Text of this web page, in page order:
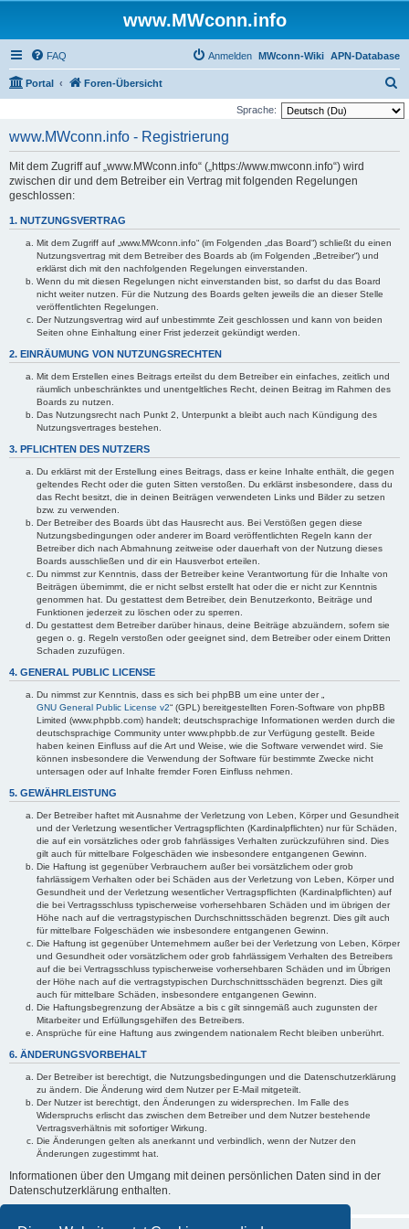
www.MWconn.info
FAQ APN-Database
MWconn-Wiki
Anmelden
Portal Foren-Übersicht
u
Sprache:
www.MWconn.info - Registrierung
Mit dem Zugriff auf „www.MWconn.info“ („https://www.mwconn.info“) wird
zwischen dir und dem Betreiber ein Vertrag mit folgenden Regelungen
geschlossen:
1. NUTZUNGSVERTRAG
Mit dem Zugriff auf „www.MWconn.info“ (im Folgenden „das Board“) schließt du einen
Nutzungsvertrag mit dem Betreiber des Boards ab (im Folgenden „Betreiber“) und
erklärst dich mit den nachfolgenden Regelungen einverstanden.
Wenn du mit diesen Regelungen nicht einverstanden bist, so darfst du das Board
nicht weiter nutzen. Für die Nutzung des Boards gelten jeweils die an dieser Stelle
veröffentlichten Regelungen.
Der Nutzungsvertrag wird auf unbestimmte Zeit geschlossen und kann von beiden
Seiten ohne Einhaltung einer Frist jederzeit gekündigt werden.
2. EINRÄUMUNG VON NUTZUNGSRECHTEN
Mit dem Erstellen eines Beitrags erteilst du dem Betreiber ein einfaches, zeitlich und
räumlich unbeschränktes und unentgeltliches Recht, deinen Beitrag im Rahmen des
Boards zu nutzen.
Das Nutzungsrecht nach Punkt 2, Unterpunkt a bleibt auch nach Kündigung des
Nutzungsvertrages bestehen.
3. PFLICHTEN DES NUTZERS
Du erklärst mit der Erstellung eines Beitrags, dass er keine Inhalte enthält, die gegen
geltendes Recht oder die guten Sitten verstoßen. Du erklärst insbesondere, dass du
das Recht besitzt, die in deinen Beiträgen verwendeten Links und Bilder zu setzen
bzw. zu verwenden.
Der Betreiber des Boards übt das Hausrecht aus. Bei Verstößen gegen diese
Nutzungsbedingungen oder anderer im Board veröffentlichten Regeln kann der
Betreiber dich nach Abmahnung zeitweise oder dauerhaft von der Nutzung dieses
Boards ausschließen und dir ein Hausverbot erteilen.
Du nimmst zur Kenntnis, dass der Betreiber keine Verantwortung für die Inhalte von
Beiträgen übernimmt, die er nicht selbst erstellt hat oder die er nicht zur Kenntnis
genommen hat. Du gestattest dem Betreiber, dein Benutzerkonto, Beiträge und
Funktionen jederzeit zu löschen oder zu sperren.
Du gestattest dem Betreiber darüber hinaus, deine Beiträge abzuändern, sofern sie
gegen o. g. Regeln verstoßen oder geeignet sind, dem Betreiber oder einem Dritten
Schaden zuzufügen.
4. GENERAL PUBLIC LICENSE
Du nimmst zur Kenntnis, dass es sich bei phpBB um eine unter der „
GNU General Public License v2“ (GPL) bereitgestellten Foren-Software von phpBB
Limited (www.phpbb.com) handelt; deutschsprachige Informationen werden durch die
deutschsprachige Community unter www.phpbb.de zur Verfügung gestellt. Beide
haben keinen Einfluss auf die Art und Weise, wie die Software verwendet wird. Sie
können insbesondere die Verwendung der Software für bestimmte Zwecke nicht
untersagen oder auf Inhalte fremder Foren Einfluss nehmen.
5. GEWÄHRLEISTUNG
Der Betreiber haftet mit Ausnahme der Verletzung von Leben, Körper und Gesundheit
und der Verletzung wesentlicher Vertragspflichten (Kardinalpflichten) nur für Schäden,
die auf ein vorsätzliches oder grob fahrlässiges Verhalten zurückzuführen sind. Dies
gilt auch für mittelbare Folgeschäden wie insbesondere entgangenen Gewinn.
Die Haftung ist gegenüber Verbrauchern außer bei vorsätzlichem oder grob
fahrlässigem Verhalten oder bei Schäden aus der Verletzung von Leben, Körper und
Gesundheit und der Verletzung wesentlicher Vertragspflichten (Kardinalpflichten) auf
die bei Vertragsschluss typischerweise vorhersehbaren Schäden und im übrigen der
Höhe nach auf die vertragstypischen Durchschnittsschäden begrenzt. Dies gilt auch
für mittelbare Folgeschäden wie insbesondere entgangenen Gewinn.
Die Haftung ist gegenüber Unternehmern außer bei der Verletzung von Leben, Körper
und Gesundheit oder vorsätzlichem oder grob fahrlässigem Verhalten des Betreibers
auf die bei Vertragsschluss typischerweise vorhersehbaren Schäden und im Übrigen
der Höhe nach auf die vertragstypischen Durchschnittsschäden begrenzt. Dies gilt
auch für mittelbare Schäden, insbesondere entgangenen Gewinn.
Die Haftungsbegrenzung der Absätze a bis c gilt sinngemäß auch zugunsten der
Mitarbeiter und Erfüllungsgehilfen des Betreibers.
Ansprüche für eine Haftung aus zwingendem nationalem Recht bleiben unberührt.
6. ÄNDERUNGSVORBEHALT
Der Betreiber ist berechtigt, die Nutzungsbedingungen und die Datenschutzerklärung
zu ändern. Die Änderung wird dem Nutzer per E-Mail mitgeteilt.
Der Nutzer ist berechtigt, den Änderungen zu widersprechen. Im Falle des
Widerspruchs erlischt das zwischen dem Betreiber und dem Nutzer bestehende
Vertragsverhältnis mit sofortiger Wirkung.
Die Änderungen gelten als anerkannt und verbindlich, wenn der Nutzer den
Änderungen zugestimmt hat.
Informationen über den Umgang mit deinen persönlichen Daten sind in der
Datenschutzerklärung enthalten.